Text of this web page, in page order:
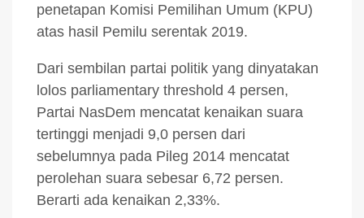
penetapan Komisi Pemilihan Umum (KPU)
atas hasil Pemilu serentak 2019.
Dari sembilan partai politik yang dinyatakan
lolos parliamentary threshold 4 persen,
Partai NasDem mencatat kenaikan suara
tertinggi menjadi 9,0 persen dari
sebelumnya pada Pileg 2014 mencatat
perolehan suara sebesar 6,72 persen.
Berarti ada kenaikan 2,33%.